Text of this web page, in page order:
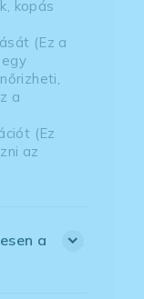
kopás
(Ez a
a
(Ez
az
a